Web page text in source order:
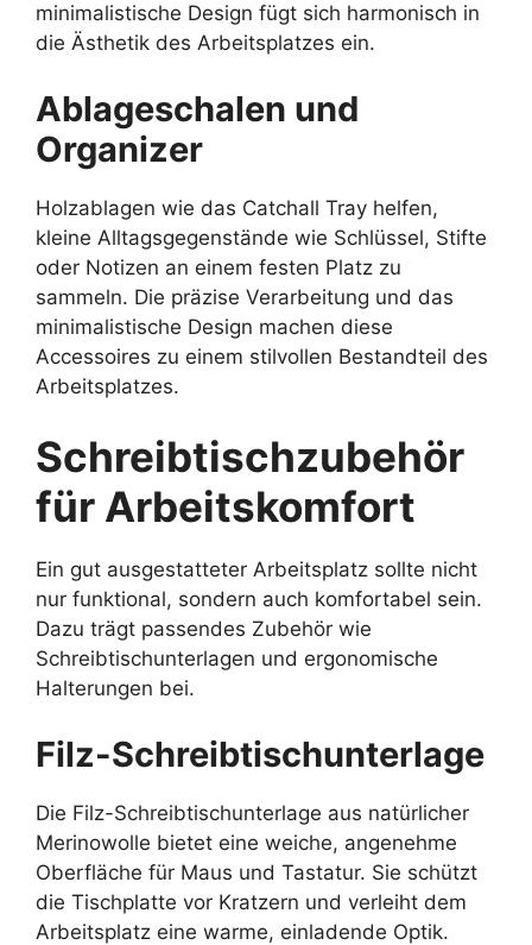
minimalistische Design fügt sich harmonisch in
die Ästhetik des Arbeitsplatzes ein.
Ablageschalen und
Organizer
Holzablagen wie das Catchall Tray helfen,
kleine Alltagsgegenstände wie Schlüssel, Stifte
oder Notizen an einem festen Platz zu
sammeln. Die präzise Verarbeitung und das
minimalistische Design machen diese
Accessoires zu einem stilvollen Bestandteil des
Arbeitsplatzes.
Schreibtischzubehör
für Arbeitskomfort
Ein gut ausgestatteter Arbeitsplatz sollte nicht
nur funktional, sondern auch komfortabel sein.
Dazu trägt passendes Zubehör wie
Schreibtischunterlagen und ergonomische
Halterungen bei.
Filz-Schreibtischunterlage
Die Filz-Schreibtischunterlage aus natürlicher
Merinowolle bietet eine weiche, angenehme
Oberfläche für Maus und Tastatur. Sie schützt
die Tischplatte vor Kratzern und verleiht dem
Arbeitsplatz eine warme, einladende Optik.